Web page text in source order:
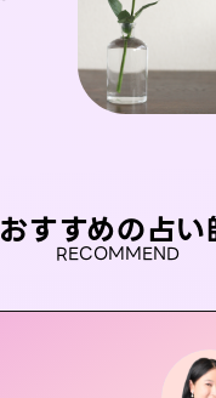
おすすめの占い
RECOMMEND